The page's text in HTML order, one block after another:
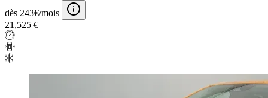
dès 243€/mois
21,525 €